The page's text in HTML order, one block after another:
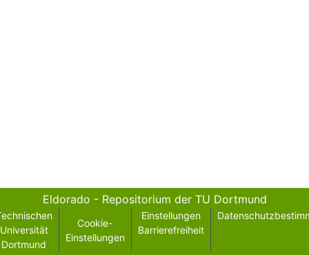
Eldorado - Repositorium der TU Dortmund
Universität
Dortmund
Cookie-
Einstellungen
Einstellungen
Barrierefreiheit